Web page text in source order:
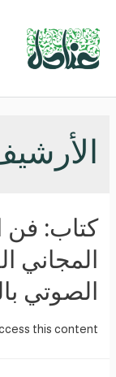
كتاب: فن
المجاني
الصوتي
this content